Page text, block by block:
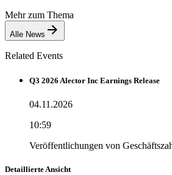
Mehr zum Thema
Alle News
Related Events
Q3 2026 Alector Inc Earnings Release
04.11.2026
10:59
Veröffentlichungen von
Detaillierte Ansicht